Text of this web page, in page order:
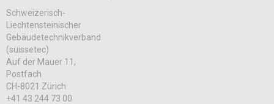
Schweizerisch-
Liechtensteinischer
Gebäudetechnikverband
(suissetec)
Auf der Mauer 11,
Postfach
CH-8021 Zürich
+41 43 244 73 00